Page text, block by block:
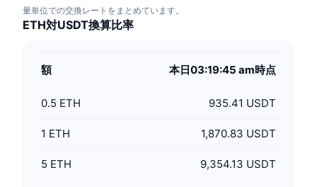
量単位での交換レートをまとめています。
ETH対USDT換算比率
額 本日03:19:45 am時点
0.5 ETH 935.41 USDT
1 ETH 1,870.83 USDT
5 ETH 9,354.13 USDT